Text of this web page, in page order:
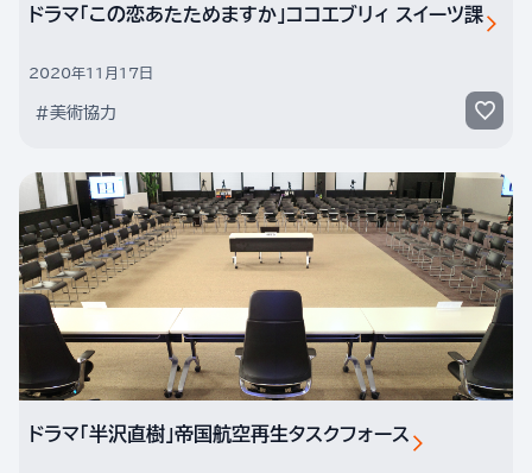
ドラマ「この恋あたためますか」ココエブリィ スイーツ課
2020年11月17日
#美術協力
ドラマ「半沢直樹」帝国航空再生タスクフォース